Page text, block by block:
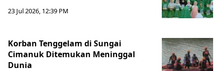
23 Jul 2026, 12:39 PM
Korban Tenggelam di Sungai
Cimanuk Ditemukan Meninggal
Dunia